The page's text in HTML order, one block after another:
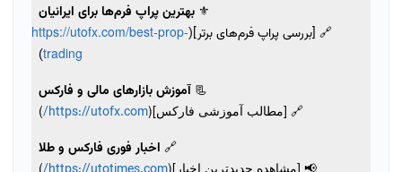
⚜️ بهترین پراپ فرم‌ها برای ایرانیان
🔗 [بررسی پراپ فرم‌های برتر](https://utofx.com/best-prop-
trading
)
📃 آموزش بازارهای مالی و فارکس
🔗 [مطالب آموزشی فارکس](https://utofx.com/
)
🔗 اخبار فوری فارکس و طلا
📢 [مشاهده جدیدترین اخبار]( )